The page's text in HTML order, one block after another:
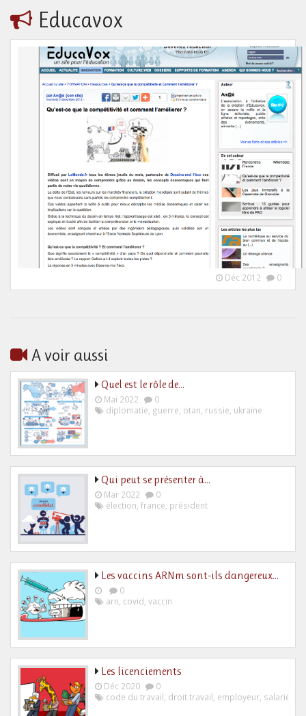
Educavox
Déc 2012 0
A voir aussi
Quel est le rôle de…
Mai 2022
0
diplomatie guerre otan russie ukraine
Qui peut se présenter à…
Mar 2022
0
élection, france, président
Les vaccins ARNm sont-ils dangereux…
0
arn, covid, vaccin
Les licenciements
Déc 2020
0
code du travail, droit travail, employeur, salarié